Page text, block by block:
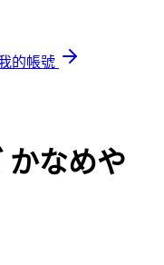
的帳號
かなめや